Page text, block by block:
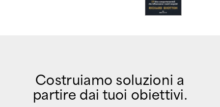
Costruiamo soluzioni a
partire dai tuoi obiettivi.